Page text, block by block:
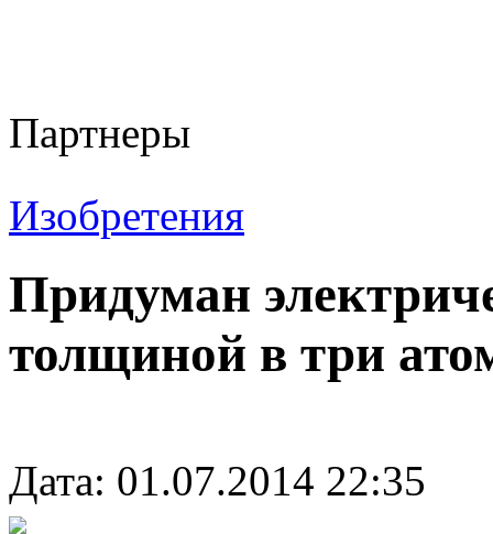
Партнеры
Изобретения
Придуман
толщиной в три
Дата: 01.07.2014 22:35